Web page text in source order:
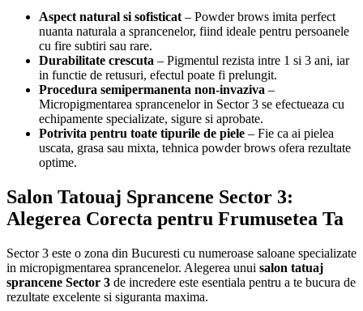
Aspect natural si sofisticat – Powder brows imita perfect
nuanta naturala a sprancenelor, fiind ideale pentru persoanele
cu fire subtiri sau rare.
Durabilitate crescuta – Pigmentul rezista intre 1 si 3 ani, iar
in functie de retusuri, efectul poate fi prelungit.
Procedura semipermanenta non-invaziva –
Micropigmentarea sprancenelor in Sector 3 se efectueaza cu
echipamente specializate, sigure si aprobate.
Potrivita pentru toate tipurile de piele – Fie ca ai pielea
uscata, grasa sau mixta, tehnica powder brows ofera rezultate
optime.
Salon Tatouaj Sprancene Sector 3:
Alegerea Corecta pentru Frumusetea Ta
Sector 3 este o zona din Bucuresti cu numeroase saloane specializate
in micropigmentarea sprancenelor. Alegerea unui salon tatuaj
sprancene Sector 3 de incredere este esentiala pentru a te bucura de
rezultate excelente si siguranta maxima.